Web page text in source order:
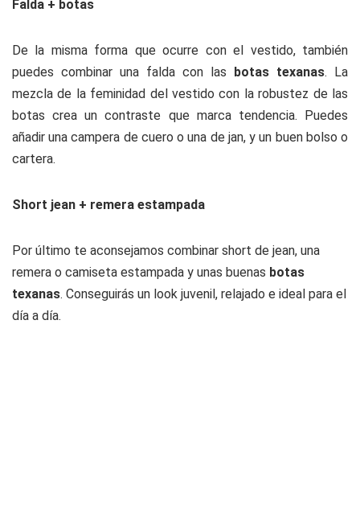
Falda + botas
De la misma forma que ocurre con el vestido, también
puedes combinar una falda con las botas texanas. La
mezcla de la feminidad del vestido con la robustez de las
botas crea un contraste que marca tendencia. Puedes
añadir una campera de cuero o una de jan, y un buen bolso o
cartera.
Short jean + remera estampada
Por último te aconsejamos combinar short de jean, una
remera o camiseta estampada y unas buenas botas
texanas. Conseguirás un look juvenil, relajado e ideal para el
día a día.